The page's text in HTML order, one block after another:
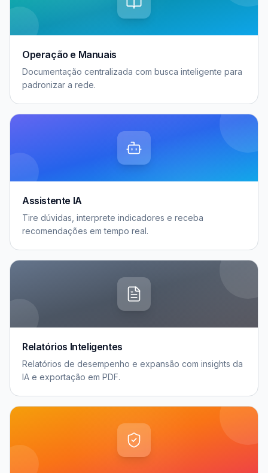
Operação e Manuais
Documentação centralizada com busca inteligente para
padronizar a rede.
Assistente IA
Tire dúvidas, interprete indicadores e receba
recomendações em tempo real.
Relatórios Inteligentes
Relatórios de desempenho e expansão com insights da
IA e exportação em PDF.